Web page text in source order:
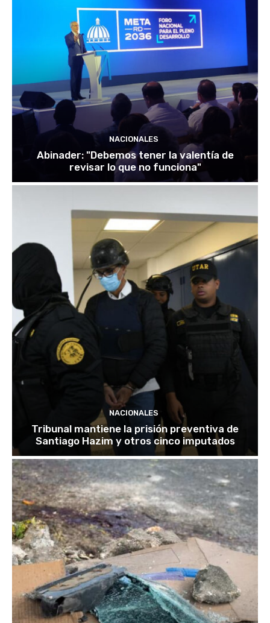
NACIONALES
Abinader: "Debemos tener la valentía de
revisar lo que no funciona"
NACIONALES
Tribunal mantiene la prisión preventiva de
Santiago Hazim y otros cinco imputados